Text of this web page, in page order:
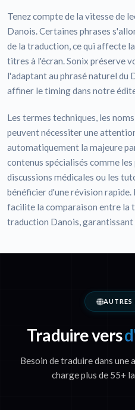
Tenez compte de la vitesse de
Danois. Certaines phrases
de la traduction, ce qui affecte
titres à l'écran. Sonix préserve
l'adaptant au phrasé naturel du
affiner le timing dans notre
Les termes techniques, les
peuvent nécessiter une
automatiquement la majeure
contenus spécialisés comme
discussions médicales ou les
bénéficier d'une révision
facilite la comparaison entre
traduction Danois, garantissant
AUTRES
Traduire vers
Besoin de traduire dans une
charge plus de 55+